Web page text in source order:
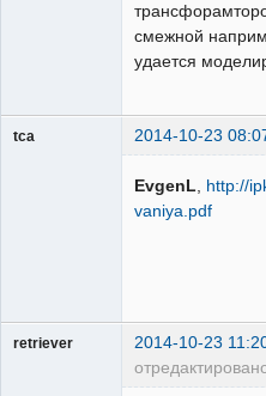
смежной
удается
tca 2014-10-23
EvgenL
http://
vaniya.pdf
retriever 2014-10-23